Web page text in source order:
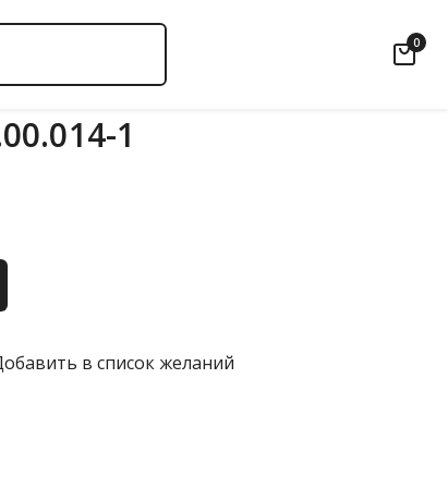
0
1
в список желаний